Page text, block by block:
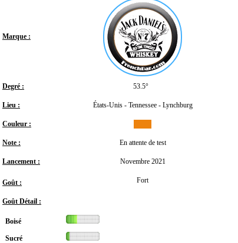
Marque :
Degré : 53.5°
Lieu : États-Unis - Tennessee - Lynchburg
Couleur :
Note : En attente de test
Lancement : Novembre 2021
Goût : Fort
Goût Détail :
Boisé
Sucré